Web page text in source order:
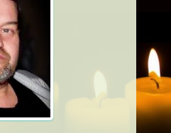
Services Funéraires